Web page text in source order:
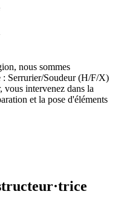
nous sommes
: Serrurier/Soudeur (H/F/X)
vous intervenez dans la
et la pose d'éléments